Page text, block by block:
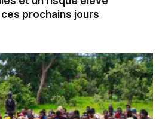
ces prochains jours